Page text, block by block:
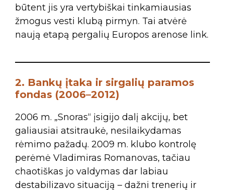
būtent jis yra vertybiškai tinkamiausias
žmogus vesti klubą pirmyn. Tai atvėrė
naują etapą pergalių Europos arenose link.
2. Bankų įtaka ir sirgalių paramos
fondas (2006–2012)
2006 m. „Snoras“ įsigijo dalį akcijų, bet
galiausiai atsitraukė, nesilaikydamas
rėmimo pažadų. 2009 m. klubo kontrolę
perėmė Vladimiras Romanovas, tačiau
chaotiškas jo valdymas dar labiau
destabilizavo situaciją – dažni trenerių ir